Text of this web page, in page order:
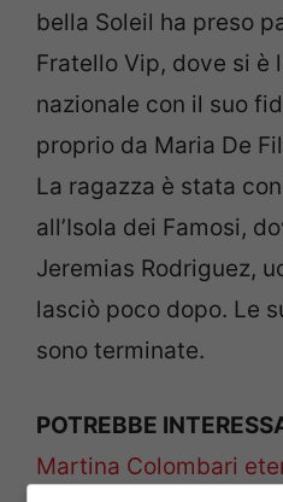
bella Soleil ha preso
Fratello Vip, dove si è
nazionale con il suo
proprio da Maria De
La ragazza è stata
all’Isola dei Famosi,
Jeremias Rodriguez,
lasciò poco dopo. Le
sono terminate.
POTREBBE
Martina Colombari